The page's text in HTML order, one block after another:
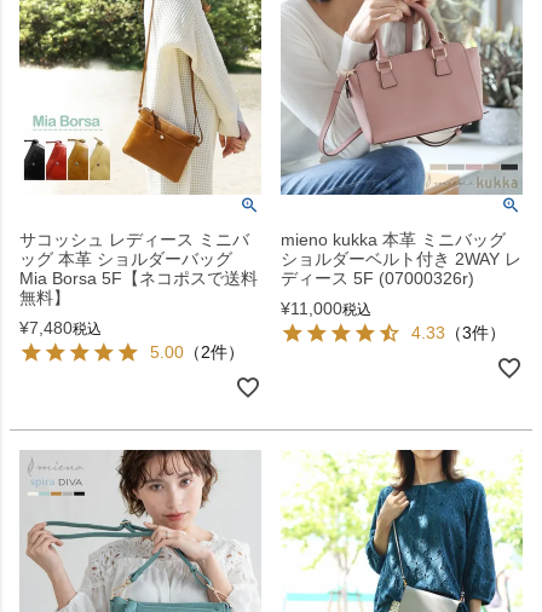
サコッシュ レディース ミニバ
ッグ 本革 ショルダーバッグ
Mia Borsa 5F【ネコポスで送料
無料】
¥7,480税込
5.00 （2件）
mieno kukka 本革 ミニバッグ
ショルダーベルト付き 2WAY レ
ディース 5F (07000326r)
¥11,000税込
4.33 （3件）